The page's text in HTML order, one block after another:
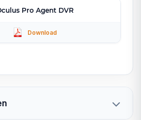
Pro Agent DVR